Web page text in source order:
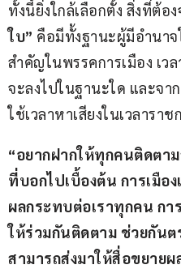
ทั้งนี้ยิ่งใกล้เลือกตั้ง สิ่งที่ต้อ
ใบ” คือมีทั้งฐานะผู้มีอำนา
สำคัญในพรรคการเมือง เ
จะลงไปในฐานะใด และจา
ใช้เวลาหาเสียงในเวลาราช
“อยากฝากให้ทุกคนติดตา
ที่บอกไปเบื้องต้น การเมือ
ผลกระทบต่อเราทุกคน กา
ให้ร่วมกันติดตาม ช่วยกัน
สามารถส่งมาให้สื่อขยายผ